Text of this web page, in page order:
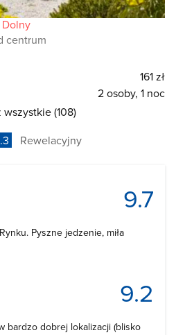
centrum
161 zł
2 osoby, 1 noc
wszystkie (108)
Rewelacyjny
9.7
Pyszne jedzenie, miła
9.2
bardzo dobrej lokalizacji (blisko